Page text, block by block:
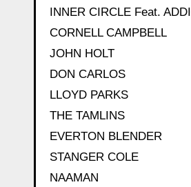
INNER CIRCLE Feat.
CORNELL CAMPBELL
JOHN HOLT
DON CARLOS
LLOYD PARKS
THE TAMLINS
EVERTON BLENDER
STANGER COLE
NAAMAN